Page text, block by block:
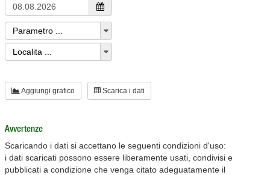
Aggiungi grafico Scarica i dati
Avvertenze
Scaricando i dati si accettano le seguenti condizioni d'uso:
i dati scaricati possono essere liberamente usati, condivisi e
pubblicati a condizione che venga citato adeguatamente il